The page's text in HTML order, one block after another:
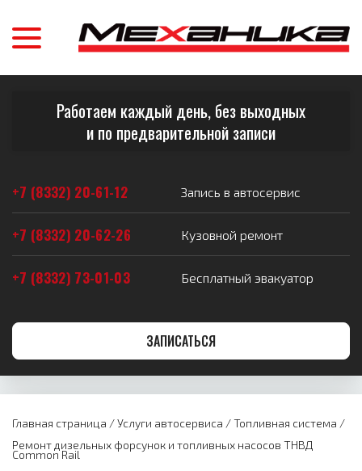
Работаем каждый день, без выходных
и по предварительной записи
+7 (8332) 20-61-12 Запись в автосервис
+7 (8332) 20-62-26 Кузовной ремонт
+7 (8332) 73-01-03 Бесплатный эвакуатор
ЗАПИСАТЬСЯ
Главная страница /Услуги автосервиса /Топливная система /
Ремонт дизельных форсунок и топливных насосов ТНВД
Common Rail